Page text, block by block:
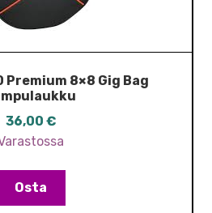
Premium 8×8 Gig Bag
36,00 €
Osta